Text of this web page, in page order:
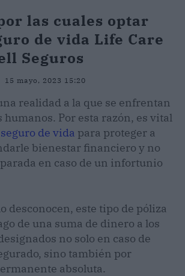
las cuales optar
de vida Life Care
Seguros
15 mayo, 2023 15:20
realidad a la que se enfrentan
humanos. Por esta razón, es vital
seguro de vida para proteger a
bienestar financiero y no
en caso de un infortunio
desconocen, este tipo de póliza
de una suma de dinero a los
no solo en caso de
sino también por
absoluta.